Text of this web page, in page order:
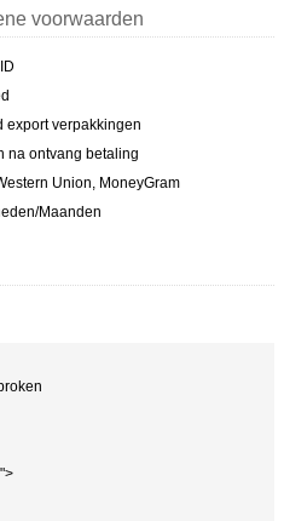
voorwaarden
export verpakkingen
na ontvang betaling
Union, MoneyGram
Maanden